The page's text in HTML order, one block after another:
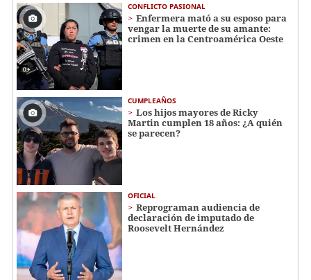
CONFLICTO PASIONAL
Enfermera mató a su esposo para
vengar la muerte de su amante:
crimen en la Centroamérica Oeste
CUMPLEAÑOS
Los hijos mayores de Ricky
Martin cumplen 18 años: ¿A quién
se parecen?
OFICIAL
Reprograman audiencia de
declaración de imputado de
Roosevelt Hernández